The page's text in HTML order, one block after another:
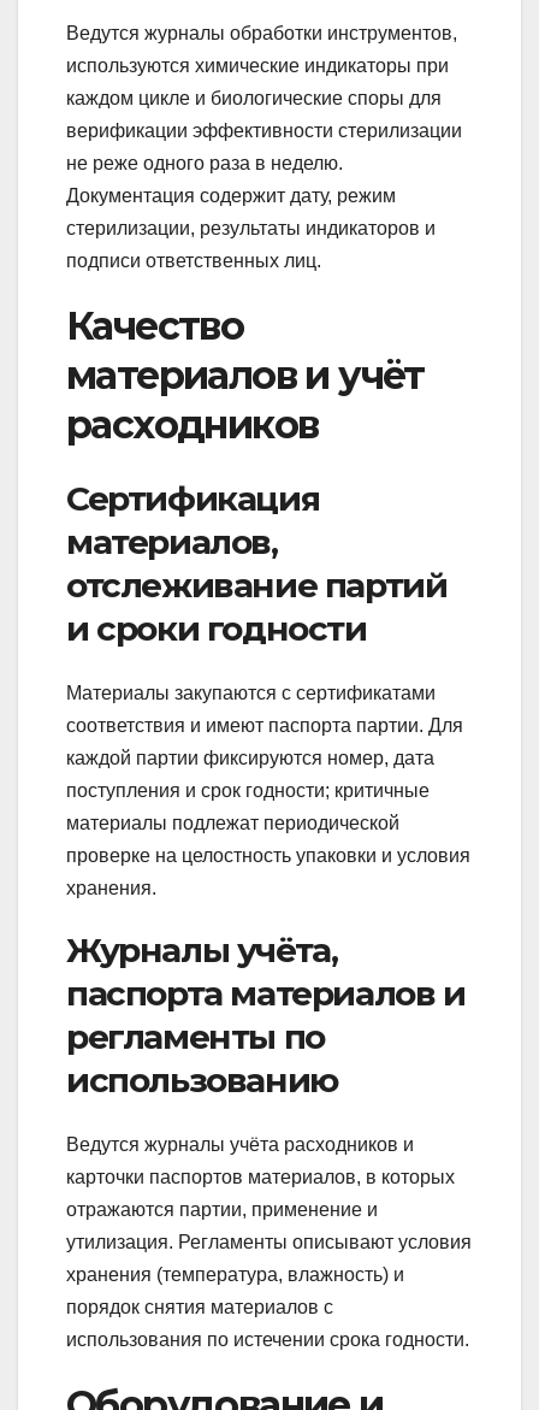
Ведутся журналы обработки инструментов,
используются химические индикаторы при
каждом цикле и биологические споры для
верификации эффективности стерилизации
не реже одного раза в неделю.
Документация содержит дату, режим
стерилизации, результаты индикаторов и
подписи ответственных лиц.
Качество
материалов и учёт
расходников
Сертификация
материалов,
отслеживание партий
и сроки годности
Материалы закупаются с сертификатами
соответствия и имеют паспорта партии. Для
каждой партии фиксируются номер, дата
поступления и срок годности; критичные
материалы подлежат периодической
проверке на целостность упаковки и условия
хранения.
Журналы учёта,
паспорта материалов и
регламенты по
использованию
Ведутся журналы учёта расходников и
карточки паспортов материалов, в которых
отражаются партии, применение и
утилизация. Регламенты описывают условия
хранения (температура, влажность) и
порядок снятия материалов с
использования по истечении срока годности.